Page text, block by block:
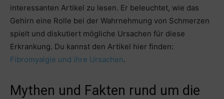
interessanten Artikel zu lesen. Er beleuchtet, wie das
Gehirn eine Rolle bei der Wahrnehmung von Schmerzen
spielt und diskutiert mögliche Ursachen für diese
Erkrankung. Du kannst den Artikel hier finden:
Fibromyalgie und ihre Ursachen.
Mythen und Fakten rund um die